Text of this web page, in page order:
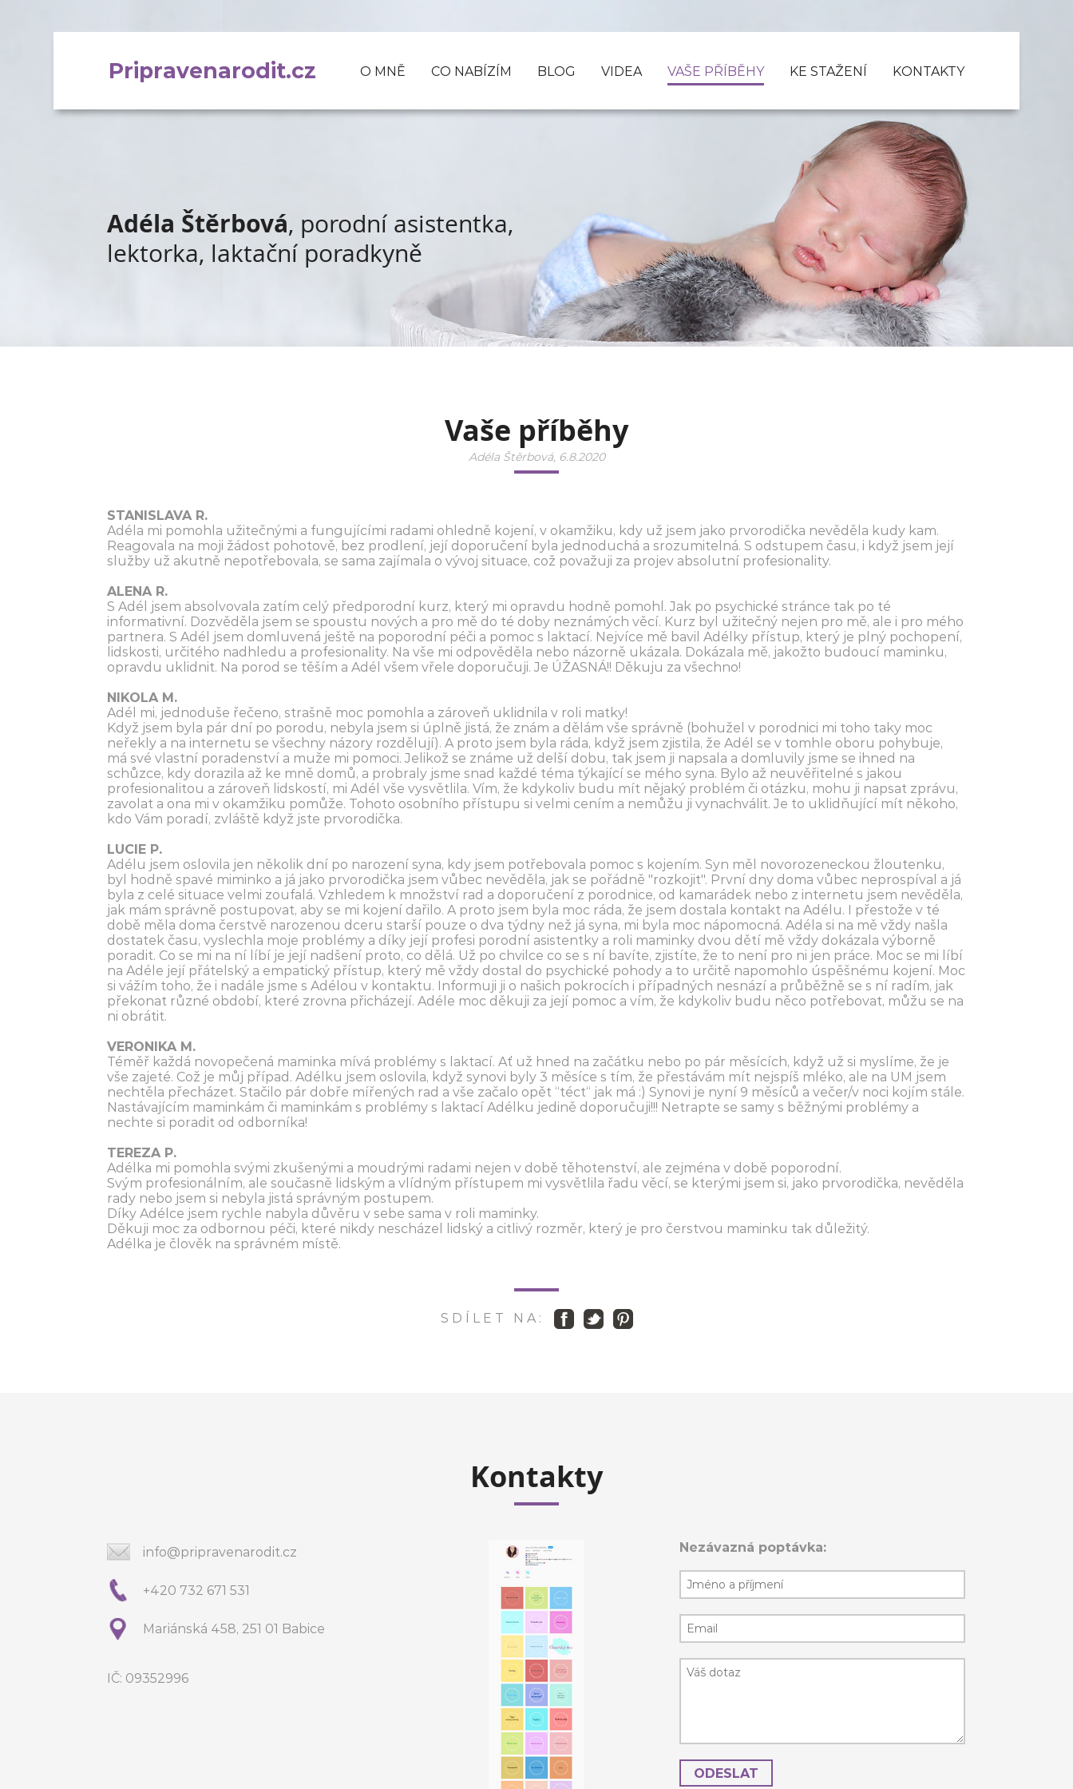
Pripravenarodit.cz O MNĚ CO NABÍZÍM BLOG VIDEA VAŠE PŘÍBĚHY KE STAŽENÍ KONTAKTY
Adéla Štěrbová, porodní asistentka,
lektorka, laktační poradkyně
Vaše příběhy
Adéla Štěrbová, 6.8.2020
STANISLAVA R.
Adéla mi pomohla užitečnými a fungujícími radami ohledně kojení, v okamžiku, kdy už jsem jako prvorodička nevěděla kudy kam.
Reagovala na moji žádost pohotově, bez prodlení, její doporučení byla jednoduchá a srozumitelná. S odstupem času, i když jsem její
služby už akutně nepotřebovala, se sama zajímala o vývoj situace, což považuji za projev absolutní profesionality.
ALENA R.
S Adél jsem absolvovala zatím celý předporodní kurz, který mi opravdu hodně pomohl. Jak po psychické stránce tak po té
informativní. Dozvěděla jsem se spoustu nových a pro mě do té doby neznámých věcí. Kurz byl užitečný nejen pro mě, ale i pro mého
partnera. S Adél jsem domluvená ještě na poporodní péči a pomoc s laktací. Nejvíce mě bavil Adélky přístup, který je plný pochopení,
lidskosti, určitého nadhledu a profesionality. Na vše mi odpověděla nebo názorně ukázala. Dokázala mě, jakožto budoucí maminku,
opravdu uklidnit. Na porod se těším a Adél všem vřele doporučuji. Je ÚŽASNÁ!! Děkuju za všechno!
NIKOLA M.
Adél mi, jednoduše řečeno, strašně moc pomohla a zároveň uklidnila v roli matky!
Když jsem byla pár dní po porodu, nebyla jsem si úplně jistá, že znám a dělám vše správně (bohužel v porodnici mi toho taky moc
neřekly a na internetu se všechny názory rozdělují). A proto jsem byla ráda, když jsem zjistila, že Adél se v tomhle oboru pohybuje,
má své vlastní poradenství a muže mi pomoci. Jelikož se známe už delší dobu, tak jsem ji napsala a domluvily jsme se ihned na
schůzce, kdy dorazila až ke mně domů, a probraly jsme snad každé téma týkající se mého syna. Bylo až neuvěřitelné s jakou
profesionalitou a zároveň lidskostí, mi Adél vše vysvětlila. Vím, že kdykoliv budu mít nějaký problém či otázku, mohu ji napsat zprávu,
zavolat a ona mi v okamžiku pomůže. Tohoto osobního přístupu si velmi cením a nemůžu ji vynachválit. Je to uklidňující mít někoho,
kdo Vám poradí, zvláště když jste prvorodička.
LUCIE P.
Adélu jsem oslovila jen několik dní po narození syna, kdy jsem potřebovala pomoc s kojením. Syn měl novorozeneckou žloutenku,
byl hodně spavé miminko a já jako prvorodička jsem vůbec nevěděla, jak se pořádně "rozkojit". První dny doma vůbec neprospíval a já
byla z celé situace velmi zoufalá. Vzhledem k množství rad a doporučení z porodnice, od kamarádek nebo z internetu jsem nevěděla,
jak mám správně postupovat, aby se mi kojení dařilo. A proto jsem byla moc ráda, že jsem dostala kontakt na Adélu. I přestože v té
době měla doma čerstvě narozenou dceru starší pouze o dva týdny než já syna, mi byla moc nápomocná. Adéla si na mě vždy našla
dostatek času, vyslechla moje problémy a díky její profesi porodní asistentky a roli maminky dvou dětí mě vždy dokázala výborně
poradit. Co se mi na ní líbí je její nadšení proto, co dělá. Už po chvilce co se s ní bavíte, zjistíte, že to není pro ni jen práce. Moc se mi líbí
na Adéle její přátelský a empatický přístup, který mě vždy dostal do psychické pohody a to určitě napomohlo úspěšnému kojení. Moc
si vážím toho, že i nadále jsme s Adélou v kontaktu. Informuji ji o našich pokrocích i případných nesnází a průběžně se s ní radím, jak
překonat různé období, které zrovna přicházejí. Adéle moc děkuji za její pomoc a vím, že kdykoliv budu něco potřebovat, můžu se na
ni obrátit.
VERONIKA M.
Téměř každá novopečená maminka mívá problémy s laktací. Ať už hned na začátku nebo po pár měsících, když už si myslíme, že je
vše zajeté. Což je můj případ. Adélku jsem oslovila, když synovi byly 3 měsíce s tím, že přestávám mít nejspíš mléko, ale na UM jsem
nechtěla přecházet. Stačilo pár dobře mířených rad a vše začalo opět “téct“ jak má :) Synovi je nyní 9 měsíců a večer/v noci kojím stále.
Nastávajícím maminkám či maminkám s problémy s laktací Adélku jedině doporučuji!!! Netrapte se samy s běžnými problémy a
nechte si poradit od odborníka!
TEREZA P.
Adélka mi pomohla svými zkušenými a moudrými radami nejen v době těhotenství, ale zejména v době poporodní.
Svým profesionálním, ale současně lidským a vlídným přístupem mi vysvětlila řadu věcí, se kterými jsem si, jako prvorodička, nevěděla
rady nebo jsem si nebyla jistá správným postupem.
Díky Adélce jsem rychle nabyla důvěru v sebe sama v roli maminky.
Děkuji moc za odbornou péči, které nikdy nescházel lidský a citlivý rozměr, který je pro čerstvou maminku tak důležitý.
Adélka je člověk na správném místě.
S D Í L E T N A :
Kontakty
info@pripravenarodit.cz
+420 732 671 531
Mariánská 458, 251 01 Babice
IČ: 09352996
Nezávazná poptávka:
ODESLAT